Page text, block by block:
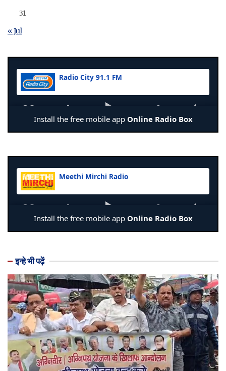
31
« Jul
इन्हे भी पढ़ें